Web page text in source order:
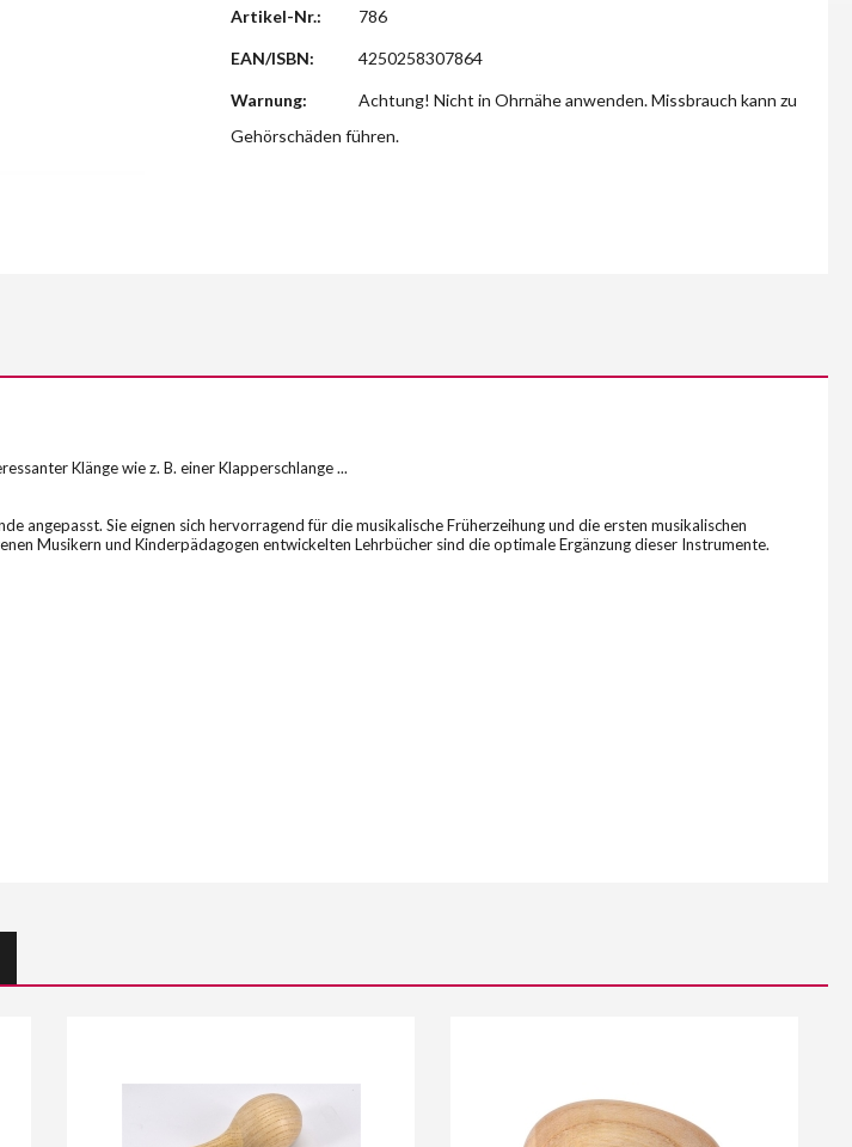
Artikel-Nr.: 786
EAN/ISBN: 4250258307864
Warnung:
Achtung! Nicht in Ohrnähe anwenden. Missbrauch kann zu
Gehörschäden führen.
Klänge wie z. B. einer Klapperschlange ...
Sie eignen sich hervorragend für die musikalische Früherzeihung und die ersten musikalischen
Musikern und Kinderpädagogen entwickelten Lehrbücher sind die optimale Ergänzung dieser Instrumente.